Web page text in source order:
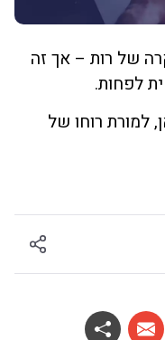
של רות – אך זה
לפחות.
למורת רוחו של